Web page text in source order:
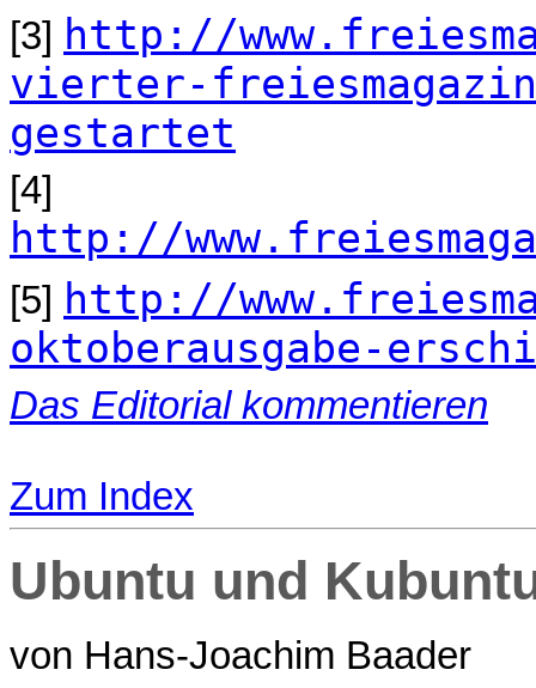
[3] http://
vierter-
gestartet
[4]
http://
[5] http://
oktoberausgabe-
Das Editorial kommentieren
Zum Index
Ubuntu und
von Hans-Joachim Baader